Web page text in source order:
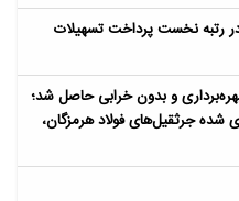
رتبه نخست پرداخت تسهیلات
و بدون خرابی حاصل شد؛
جرثقیل‌های فولاد هرمزگان،